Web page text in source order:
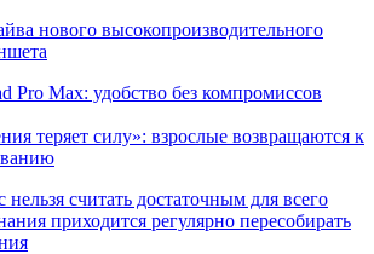
нового высокопроизводительного
теряет силу»: взрослые возвращаются к
нельзя считать достаточным для всего
приходится регулярно пересобирать